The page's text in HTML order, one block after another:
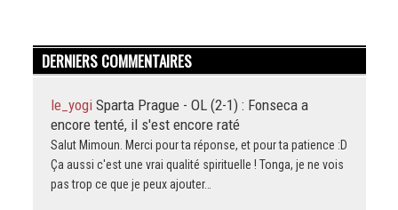
DERNIERS COMMENTAIRES
le_yogi Sparta Prague - OL (2-1) : Fonseca a
encore tenté, il s'est encore raté
Salut Mimoun. Merci pour ta réponse, et pour ta patience :D
Ça aussi c'est une vrai qualité spirituelle ! Tonga, je ne vois
pas trop ce que je peux ajouter…